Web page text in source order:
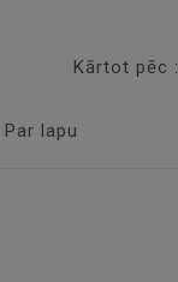
Kārtot pēc :
Par lapu